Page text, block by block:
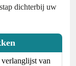
dichterbij uw
verlanglijst van